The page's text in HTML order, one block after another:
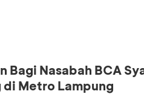
Bagi Nasabah BCA
Metro Lampung